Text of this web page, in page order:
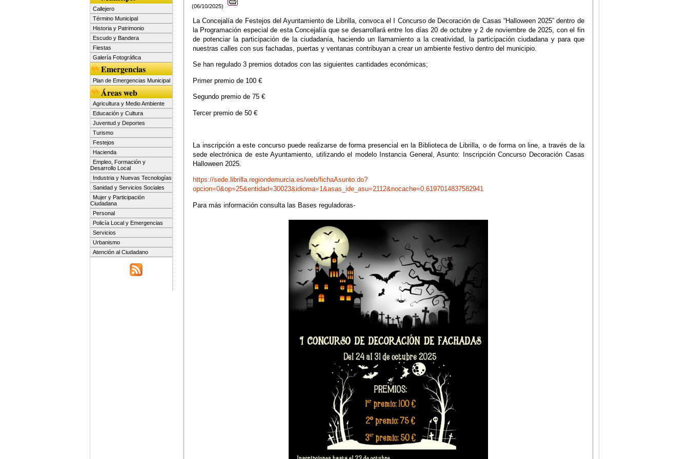
Callejero
Término Municipal
Historia y Patrimonio
Escudo y Bandera
Fiestas
Galería Fotográfica
Emergencias
Plan de Emergencias Municipal
Áreas web
Agricultura y Medio Ambiente
Educación y Cultura
Juventud y Deportes
Turismo
Festejos
Hacienda
Empleo, Formación y
Desarrollo Local
Industria y Nuevas Tecnologías
Sanidad y Servicios Sociales
Mujer y Participación
Ciudadana
Personal
Policía Local y Emergencias
Servicios
Urbanismo
Atención al Ciudadano
(06/10/2025)
La Concejalía de Festejos del Ayuntamiento de Librilla, convoca el I Concurso de Decoración de Casas “Halloween 2025” dentro de
la Programación especial de esta Concejalía que se desarrollará entre los días 20 de octubre y 2 de noviembre de 2025, con el fin
de potenciar la participación de la ciudadanía, haciendo un llamamiento a la creatividad, la participación ciudadana y para que
nuestras calles con sus fachadas, puertas y ventanas contribuyan a crear un ambiente festivo dentro del municipio.
Se han regulado 3 premios dotados con las siguientes cantidades económicas;
Primer premio de 100 €
Segundo premio de 75 €
Tercer premio de 50 €
La inscripción a este concurso puede realizarse de forma presencial en la Biblioteca de Librilla, o de forma on line, a través de la
sede electrónica de este Ayuntamiento, utilizando el modelo Instancia General, Asunto: Inscripción Concurso Decoración Casas
Halloween 2025.
https://sede.librilla.regiondemurcia.es/web/fichaAsunto.do?
opcion=0&op=25&entidad=30023&idioma=1&asas_ide_asu=2112&nocache=0.6197014837582941
Para más información consulta las Bases reguladoras-